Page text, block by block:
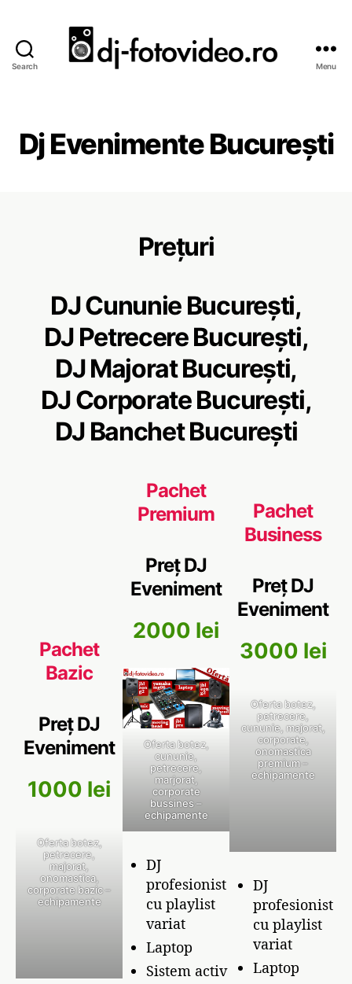
Search
u
n
o
t
i
i
d
e
o
Menu
Dj Evenimente București
Prețuri
DJ Cununie București,
DJ Petrecere București,
DJ Majorat București,
DJ Corporate București,
DJ Banchet București
Pachet
Bazic
Preț DJ
Eveniment
1000 lei
Oferta botez,
petrecere,
majorat,
onomastica,
corporate bazic –
echipamente
Pachet
Premium
Preț DJ
Eveniment
2000 lei
Oferta botez,
cununie,
petrecere,
marjorat,
corporate
bussines –
echipamente
DJ
profesionist
cu playlist
variat
Laptop
Sistem activ
Pachet
Business
Preț DJ
Eveniment
3000 lei
Oferta botez,
petrecere,
cununie, majorat,
corporate,
onomastica
premium –
echipamente
DJ
profesionist
cu playlist
variat
Laptop